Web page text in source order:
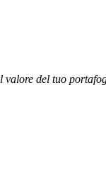
valore del tuo